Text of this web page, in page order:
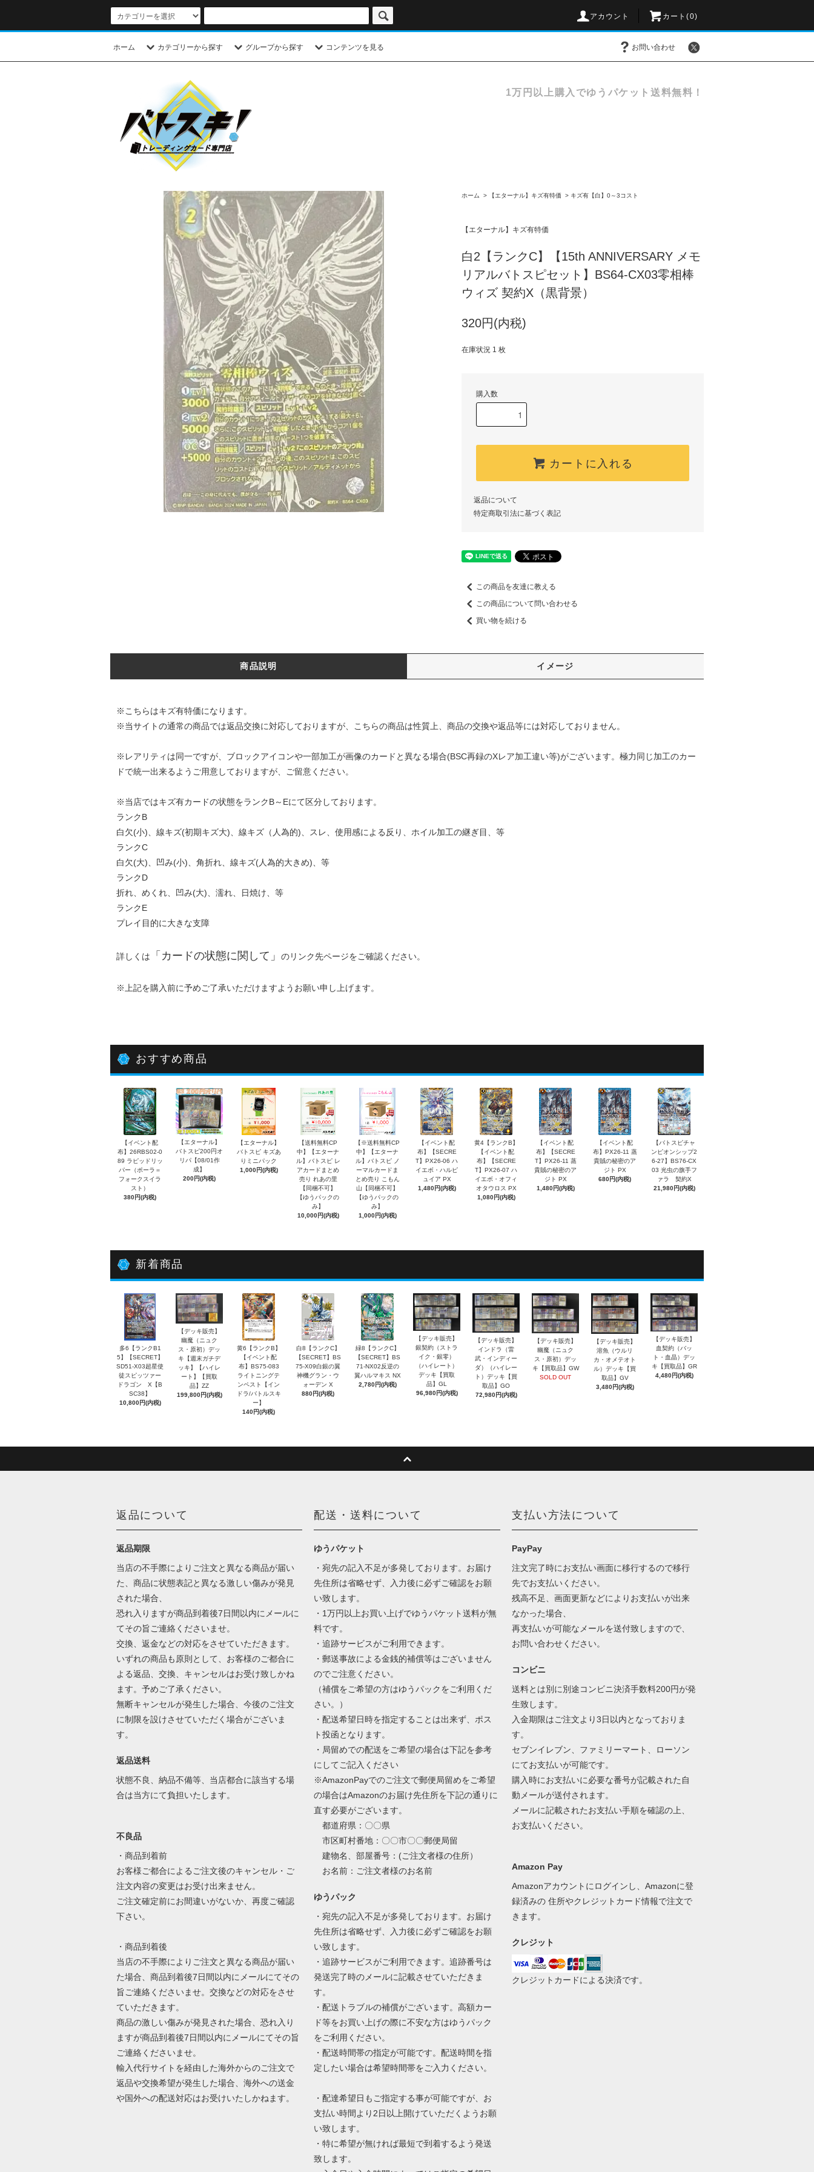
アカウント カート(0)
ホーム カテゴリーから探す グループから探す コンテンツを見る お問い合わせ
1万円以上購入でゆうパケット送料無料！
ホーム > 【エターナル】キズ有特価 > キズ有【白】0～3コスト
【エターナル】キズ有特価
白2【ランクC】【15th ANNIVERSARY メモ
リアルバトスピセット】BS64-CX03零相棒
ウィズ 契約X（黒背景）
320円(内税)
在庫状況 1 枚
購入数
カートに入れる
返品について
特定商取引法に基づく表記
この商品を友達に教える
この商品について問い合わせる
買い物を続ける
商品説明 イメージ
※こちらはキズ有特価になります。
※当サイトの通常の商品では返品交換に対応しておりますが、こちらの商品は性質上、商品の交換や返品等には対応しておりません。
※レアリティは同一ですが、ブロックアイコンや一部加工が画像のカードと異なる場合(BSC再録のXレア加工違い等)がございます。極力同じ加工のカー
ドで統一出来るようご用意しておりますが、ご留意ください。
※当店ではキズ有カードの状態をランクB～Eにて区分しております。
ランクB
白欠(小)、線キズ(初期キズ大)、線キズ（人為的)、スレ、使用感による反り、ホイル加工の継ぎ目、等
ランクC
白欠(大)、凹み(小)、角折れ、線キズ(人為的大きめ)、等
ランクD
折れ、めくれ、凹み(大)、濡れ、日焼け、等
ランクE
プレイ目的に大きな支障
詳しくは 「 カードの状態に関して 」 のリンク先ページをご確認ください。
※上記を購入前に予めご了承いただけますようお願い申し上げます。
おすすめ商品
【イベント配
布】26RBS02-0
89 ラピッドリッ
パー（ポーラ＝
フォークスイラ
スト）
380円(内税)
【エターナル】
バトスピ200円オ
リパ【08/01作
成】
200円(内税)
【エターナル】
バトスピ キズあ
りミニパック
1,000円(内税)
【送料無料CP
中】【エターナ
ル】バトスピ レ
アカードまとめ
売り れあの里
【同梱不可】
【ゆうパックの
み】
10,000円(内税)
【※送料無料CP
中】【エターナ
ル】バトスピ ノ
ーマルカードま
とめ売り こもん
山【同梱不可】
【ゆうパックの
み】
1,000円(内税)
【イベント配
布】【SECRE
T】PX26-06 ハ
イエボ・ハルピ
ュイア PX
1,480円(内税)
黄4【ランクB】
【イベント配
布】【SECRE
T】PX26-07 ハ
イエボ・オフィ
オタウロス PX
1,080円(内税)
【イベント配
布】【SECRE
T】PX26-11 蒸
貴賊の秘密のア
ジト PX
1,480円(内税)
【イベント配
布】PX26-11 蒸
貴賊の秘密のア
ジト PX
680円(内税)
【バトスピチャ
ンピオンシップ2
6-27】BS76-CX
03 光虫の旗手フ
ァラ 契約X
21,980円(内税)
新着商品
多6【ランクB1
5】【SECRET】
SD51-X03超星使
徒スピッツァー
ドラゴン X【B
SC38】
10,800円(内税)
【デッキ販売】
幽魔（ニュク
ス・原初）デッ
キ【週末ガチデ
ッキ】【ハイレ
ート】【買取
品】ZZ
199,800円(内税)
黄6【ランクB】
【イベント配
布】BS75-083
ライトニングテ
ンペスト【イン
ドラ/バトルスキ
ー】
140円(内税)
白8【ランクC】
【SECRET】BS
75-X09白銀の翼
神機グラン・ウ
ォーデン X
880円(内税)
緑8【ランクC】
【SECRET】BS
71-NX02反逆の
翼ハルマキス NX
2,780円(内税)
【デッキ販売】
銀契約（ストラ
イク・銀零）
（ハイレート）
デッキ【買取
品】GL
96,980円(内税)
【デッキ販売】
インドラ（雷
武・インディー
ダ）（ハイレー
ト）デッキ【買
取品】GO
72,980円(内税)
【デッキ販売】
幽魔（ニュク
ス・原初）デッ
キ【買取品】GW
SOLD OUT
【デッキ販売】
溶魚（ウルリ
カ・オメテオト
ル）デッキ【買
取品】GV
3,480円(内税)
【デッキ販売】
血契約（バッ
ト・血晶）デッ
キ【買取品】GR
4,480円(内税)
返品について
返品期限
当店の不手際によりご注文と異なる商品が届い
た、商品に状態表記と異なる激しい傷みが発見
された場合、
恐れ入りますが商品到着後7日間以内にメールに
てその旨ご連絡くださいませ。
交換、返金などの対応をさせていただきます。
いずれの商品も原則として、お客様のご都合に
よる返品、交換、キャンセルはお受け致しかね
ます。予めご了承ください。
無断キャンセルが発生した場合、今後のご注文
に制限を設けさせていただく場合がございま
す。
返品送料
状態不良、納品不備等、当店都合に該当する場
合は当方にて負担いたします。
不良品
・商品到着前
お客様ご都合によるご注文後のキャンセル・ご
注文内容の変更はお受け出来ません。
ご注文確定前にお間違いがないか、再度ご確認
下さい。
・商品到着後
当店の不手際によりご注文と異なる商品が届い
た場合、商品到着後7日間以内にメールにてその
旨ご連絡くださいませ。交換などの対応をさせ
ていただきます。
商品の激しい傷みが発見された場合、恐れ入り
ますが商品到着後7日間以内にメールにてその旨
ご連絡くださいませ。
輸入代行サイトを経由した海外からのご注文で
返品や交換希望が発生した場合、海外への送金
や国外への配送対応はお受けいたしかねます。
配送・送料について
ゆうパケット
・宛先の記入不足が多発しております。お届け
先住所は省略せず、入力後に必ずご確認をお願
い致します。
・1万円以上お買い上げでゆうパケット送料が無
料です。
・追跡サービスがご利用できます。
・郵送事故による金銭的補償等はございません
のでご注意ください。
（補償をご希望の方はゆうパックをご利用くだ
さい。）
・配送希望日時を指定することは出来ず、ポス
ト投函となります。
・局留めでの配送をご希望の場合は下記を参考
にしてご記入ください
※AmazonPayでのご注文で郵便局留めをご希望
の場合はAmazonのお届け先住所を下記の通りに
直す必要がございます。
都道府県：〇〇県
市区町村番地：〇〇市〇〇郵便局留
建物名、部屋番号：(ご注文者様の住所）
お名前：ご注文者様のお名前
ゆうパック
・宛先の記入不足が多発しております。お届け
先住所は省略せず、入力後に必ずご確認をお願
い致します。
・追跡サービスがご利用できます。追跡番号は
発送完了時のメールに記載させていただきま
す。
・配送トラブルの補償がございます。高額カー
ド等をお買い上げの際に不安な方はゆうパック
をご利用ください。
・配送時間帯の指定が可能です。配送時間を指
定したい場合は希望時間帯をご入力ください。
・配達希望日もご指定する事が可能ですが、お
支払い時間より2日以上開けていただくようお願
い致します。
・特に希望が無ければ最短で到着するよう発送
致します。
支払い方法について
PayPay
注文完了時にお支払い画面に移行するので移行
先でお支払いください。
残高不足、画面更新などによりお支払いが出来
なかった場合、
再支払いが可能なメールを送付致しますので、
お問い合わせください。
コンビニ
送料とは別に別途コンビニ決済手数料200円が発
生致します。
入金期限はご注文より3日以内となっておりま
す。
セブンイレブン、ファミリーマート、ローソン
にてお支払いが可能です。
購入時にお支払いに必要な番号が記載された自
動メールが送付されます。
メールに記載されたお支払い手順を確認の上、
お支払いください。
Amazon Pay
Amazonアカウントにログインし、Amazonに登
録済みの 住所やクレジットカード情報で注文で
きます。
クレジット
クレジットカードによる決済です。